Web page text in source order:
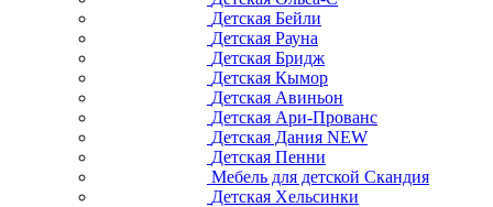
Детская Бейли
Детская Рауна
Детская Бридж
Детская Кымор
Детская Авиньон
Детская Ари-Прованс
Детская Дания NEW
Детская Пенни
Мебель для детской Скандия
Детская Хельсинки